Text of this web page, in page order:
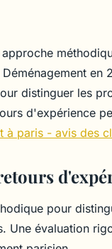
en
distinguer les
d'expérience
à paris - avis des
pour
Une évaluation